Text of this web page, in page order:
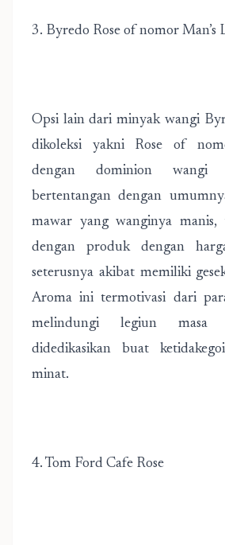
3. Byredo Rose of nomor Man’s
Opsi lain dari minyak wangi
dikoleksi yakni Rose of
dengan dominion wangi
bertentangan dengan
mawar yang wanginya
dengan produk dengan
seterusnya akibat memiliki
Aroma ini termotivasi dari
melindungi legiun masa
didedikasikan buat
minat.
4. Tom Ford Cafe Rose